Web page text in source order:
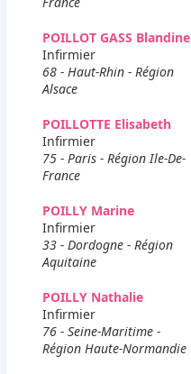
POILLOT GASS Blandine
Infirmier
68 - Haut-Rhin - Région
Alsace
POILLOTTE Elisabeth
Infirmier
75 - Paris - Région Ile-De-
France
POILLY Marine
Infirmier
33 - Dordogne - Région
Aquitaine
POILLY Nathalie
Infirmier
76 - Seine-Maritime -
Région Haute-Normandie